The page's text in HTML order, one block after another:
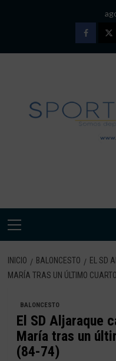
Facebook
Menú
INICIO BALONCESTO
EL SD
MARÍA TRAS UN ÚLTIMO
BALONCESTO
El SD Aljaraque
María tras un
(84-74)